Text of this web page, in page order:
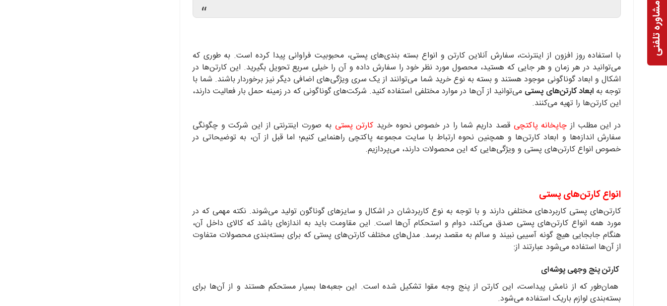
“
با استفاده روز افزون از اینترنت، سفارش آنلاین کارتن‌ و انواع بسته بندی‌های پستی، محبوبیت فراوانی پیدا کرده است. به طوری که
می‌توانید در هر زمان و هر جایی که هستید، محصول مورد نظر خود را سفارش داده و آن را خیلی سریع تحویل بگیرید. این کارتن‌ها در
اشکال و ابعاد گوناگونی موجود هستند و بسته به نوع خرید شما می‌توانند از یک سری ویژگی‌های اضافی دیگر نیز برخوردار باشند. شما با
توجه به ابعاد کارتن‌های پستی می‌توانید از آن‌ها در موارد مختلفی استفاده کنید. شرکت‌های گوناگونی که در زمینه حمل بار فعالیت دارند،
این کارتن‌ها را تهیه می‌کنند.
در این مطلب از چاپخانه پاکتچی قصد داریم شما را در خصوص نحوه خرید کارتن پستی به صورت اینترنتی از این شرکت و چگونگی
سفارش اندازه‌ها و ابعاد کارتن‌ها و همچنین نحوه ارتباط با سایت مجموعه پاکتچی راهنمایی کنیم؛ اما قبل از آن، به توضیحاتی در
خصوص انواع کارتن‌های پستی و ویژگی‌هایی که این محصولات دارند، می‌پردازیم.
انواع کارتن‌های پستی
کارتن‌های پستی کاربرد‌های مختلفی دارند و با توجه به نوع کاربردشان در اشکال و سایزهای گوناگون تولید می‌شوند. نکته مهمی که در
مورد همه انواع کارتن‌های پستی صدق می‌کند، دوام و استحکام آن‌ها است. این مقاومت باید به اندازه‌ای باشد که کالای داخل آن،
هنگام جابجایی هیچ گونه آسیبی نبیند و سالم به مقصد برسد. مدل‌های مختلف کارتن‌های پستی که برای بسته‌بندی محصولات متفاوت
از آن‌ها استفاده می‌شود عبارتند از:
کارتن پنج وجهی پوشه‌ای
همان‌طور که از نامش پیداست، این کارتن از پنج وجه مقوا تشکیل شده است. این جعبه‌ها بسیار مستحکم هستند و از آن‌ها برای
بسته‌بندی لوازم باریک استفاده می‌شود.
مشاوره تلفنی